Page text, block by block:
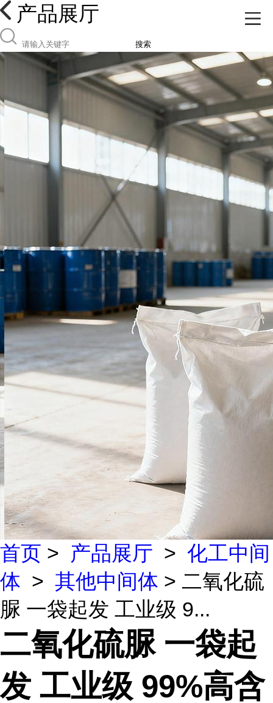
产品展厅
搜索
首页 > 产品展厅 > 化工中间
体 > 其他中间体 > 二氧化硫
脲 一袋起发 工业级 9...
二氧化硫脲 一袋起
发 工业级 99%高含